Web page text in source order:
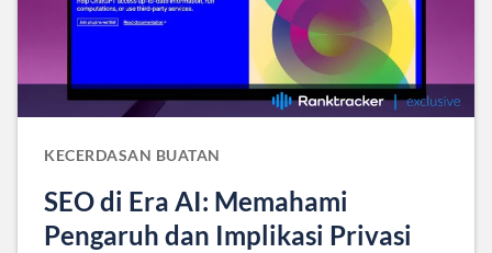
KECERDASAN BUATAN
SEO di Era AI: Memahami
Pengaruh dan Implikasi Privasi